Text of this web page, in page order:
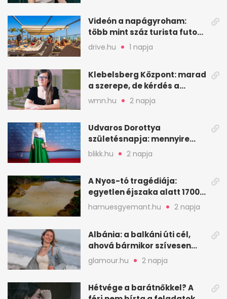
Videón a napágyroham:
több mint száz turista futott
a helyekért Tenerifén
drive.hu 1 napja
Klebelsberg Központ: marad
a szerepe, de kérdés a
hitelessége
wmn.hu 2 napja
Udvaros Dorottya
születésnapja: mennyire
ismered a filmszerepeit?
blikk.hu 2 napja
A Nyos-tó tragédiája:
egyetlen éjszaka alatt 1700
ember halt meg
hamuesgyemant.hu 2 napja
Albánia: a balkáni úti cél,
ahová bármikor szívesen
visszamennék
glamour.hu 2 napja
Hétvége a barátnőkkel? A